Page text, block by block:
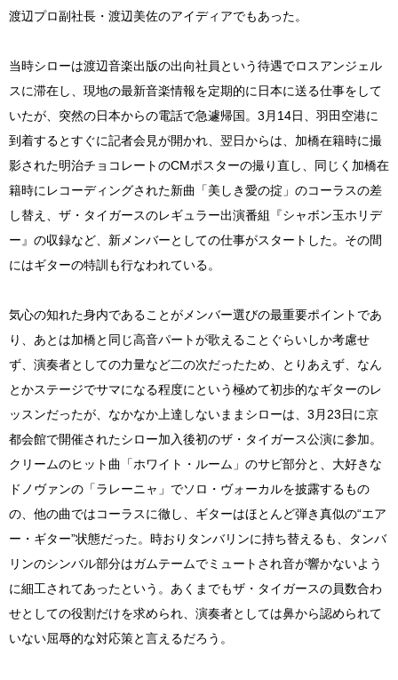
渡辺プロ副社長・渡辺美佐のアイディアでもあった。
当時シローは渡辺音楽出版の出向社員という待遇でロスアンジェル
スに滞在し、現地の最新音楽情報を定期的に日本に送る仕事をして
いたが、突然の日本からの電話で急遽帰国。3月14日、羽田空港に
到着するとすぐに記者会見が開かれ、翌日からは、加橋在籍時に撮
影された明治チョコレートのCMポスターの撮り直し、同じく加橋在
籍時にレコーディングされた新曲「美しき愛の掟」のコーラスの差
し替え、ザ・タイガースのレギュラー出演番組『シャボン玉ホリデ
ー』の収録など、新メンバーとしての仕事がスタートした。その間
にはギターの特訓も行なわれている。
気心の知れた身内であることがメンバー選びの最重要ポイントであ
り、あとは加橋と同じ高音パートが歌えることぐらいしか考慮せ
ず、演奏者としての力量など二の次だったため、とりあえず、なん
とかステージでサマになる程度にという極めて初歩的なギターのレ
ッスンだったが、なかなか上達しないままシローは、3月23日に京
都会館で開催されたシロー加入後初のザ・タイガース公演に参加。
クリームのヒット曲「ホワイト・ルーム」のサビ部分と、大好きな
ドノヴァンの「ラレーニャ」でソロ・ヴォーカルを披露するもの
の、他の曲ではコーラスに徹し、ギターはほとんど弾き真似の“エア
ー・ギター”状態だった。時おりタンバリンに持ち替えるも、タンバ
リンのシンバル部分はガムテームでミュートされ音が響かないよう
に細工されてあったという。あくまでもザ・タイガースの員数合わ
せとしての役割だけを求められ、演奏者としては鼻から認められて
いない屈辱的な対応策と言えるだろう。